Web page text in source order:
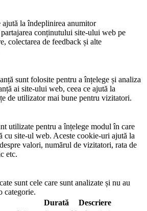
la îndeplinirea anumitor
conținutului site-ului web pe
colectarea de feedback și alte
sunt folosite pentru a înțelege și analiza
ai site-ului web, ceea ce ajută la
de utilizator mai bune pentru vizitatori.
utilizate pentru a înțelege modul în care
cu site-ul web. Aceste cookie-uri ajută la
valori, numărul de vizitatori, rata de
etc.
sunt cele care sunt analizate și nu au
categorie.
Durată
Descriere